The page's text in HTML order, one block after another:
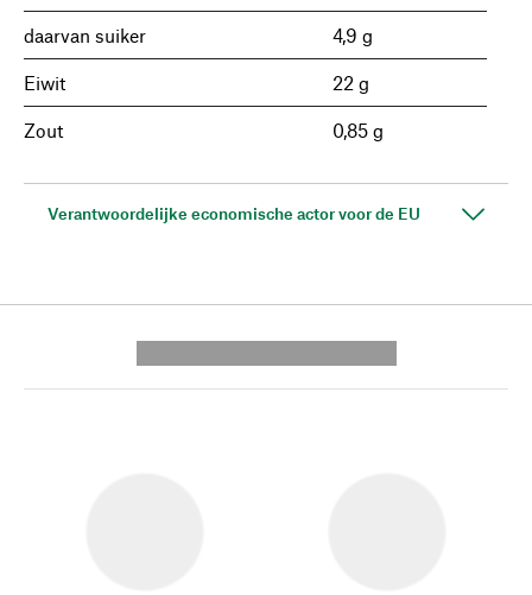
daarvan suiker 4,9 g
Eiwit 22 g
Zout 0,85 g
Verantwoordelijke economische actor voor de EU